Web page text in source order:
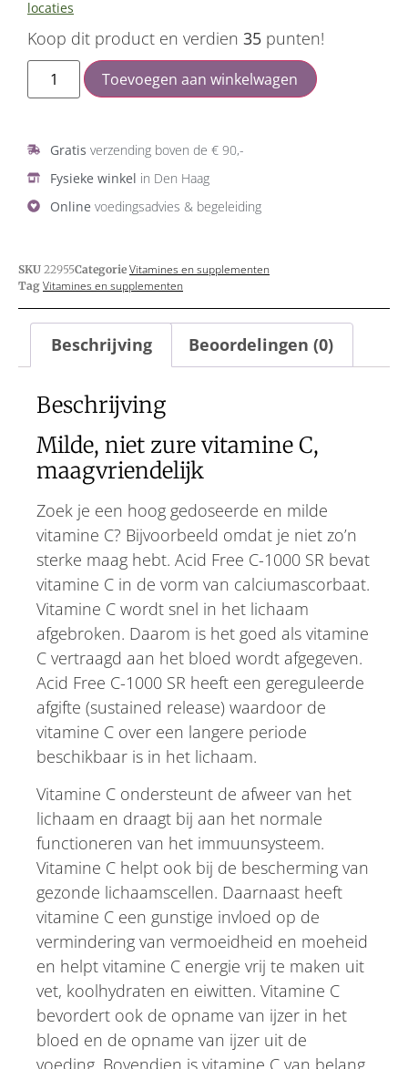
locaties
Koop dit product en verdien 35 punten!
Toevoegen aan winkelwagen
Gratis verzending boven de € 90,-
Fysieke winkel in Den Haag
Online voedingsadvies & begeleiding
SKU 22955Categorie Vitamines en supplementen
Tag Vitamines en supplementen
Beschrijving Beoordelingen (0)
Beschrijving
Milde, niet zure vitamine C,
maagvriendelijk
Zoek je een hoog gedoseerde en milde
vitamine C? Bijvoorbeeld omdat je niet zo’n
sterke maag hebt. Acid Free C-1000 SR bevat
vitamine C in de vorm van calciumascorbaat.
Vitamine C wordt snel in het lichaam
afgebroken. Daarom is het goed als vitamine
C vertraagd aan het bloed wordt afgegeven.
Acid Free C-1000 SR heeft een gereguleerde
afgifte (sustained release) waardoor de
vitamine C over een langere periode
beschikbaar is in het lichaam.
Vitamine C ondersteunt de afweer van het
lichaam en draagt bij aan het normale
functioneren van het immuunsysteem.
Vitamine C helpt ook bij de bescherming van
gezonde lichaamscellen. Daarnaast heeft
vitamine C een gunstige invloed op de
vermindering van vermoeidheid en moeheid
en helpt vitamine C energie vrij te maken uit
vet, koolhydraten en eiwitten. Vitamine C
bevordert ook de opname van ijzer in het
bloed en de opname van ijzer uit de
voeding. Bovendien is vitamine C van belang